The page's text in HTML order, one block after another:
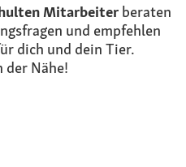
Mitarbeiterberaten
und empfehlen
dich und dein Tier.
der Nähe!